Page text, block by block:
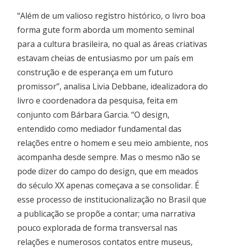
“Além de um valioso registro histórico, o livro boa
forma gute form aborda um momento seminal
para a cultura brasileira, no qual as áreas criativas
estavam cheias de entusiasmo por um país em
construção e de esperança em um futuro
promissor”, analisa Livia Debbane, idealizadora do
livro e coordenadora da pesquisa, feita em
conjunto com Bárbara Garcia. “O design,
entendido como mediador fundamental das
relações entre o homem e seu meio ambiente, nos
acompanha desde sempre. Mas o mesmo não se
pode dizer do campo do design, que em meados
do século XX apenas começava a se consolidar. É
esse processo de institucionalização no Brasil que
a publicação se propõe a contar; uma narrativa
pouco explorada de forma transversal nas
relações e numerosos contatos entre museus,